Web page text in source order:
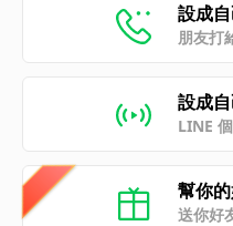
設成
朋友打
設成
LINE
幫你
送你好